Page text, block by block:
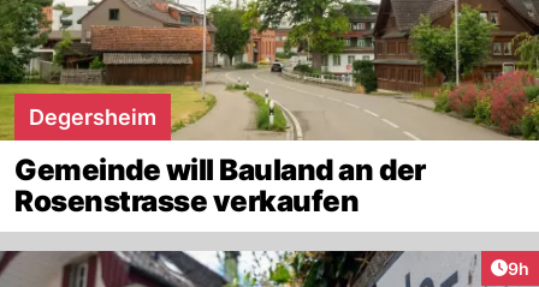
Degersheim
Gemeinde will Bauland an der
Rosenstrasse verkaufen
9h